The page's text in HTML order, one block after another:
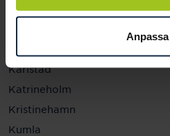
Anpassa
Jönköping
Karlstad
Katrineholm
Kristinehamn
Kumla